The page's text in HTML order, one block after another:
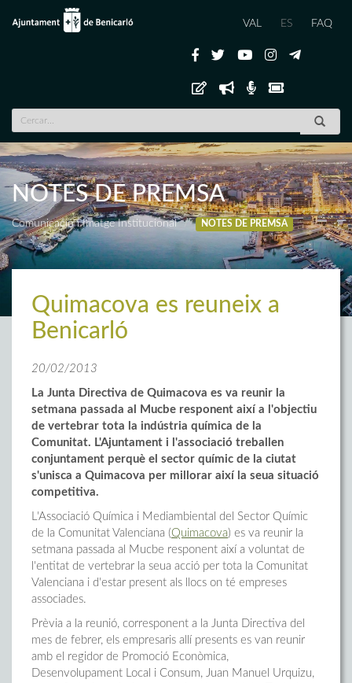
VAL ES FAQ
NOTES DE PREMSA
Comunicació i Imatge Institucional NOTES DE PREMSA
Quimacova es reuneix a
Benicarló
20/02/2013
La Junta Directiva de Quimacova es va reunir la
setmana passada al Mucbe responent així a l'objectiu
de vertebrar tota la indústria química de la
Comunitat. L'Ajuntament i l'associació treballen
conjuntament perquè el sector químic de la ciutat
s'unisca a Quimacova per millorar així la seua situació
competitiva.
L'Associació Química i Mediambiental del Sector Químic
de la Comunitat Valenciana (Quimacova) es va reunir la
setmana passada al Mucbe responent així a voluntat de
l'entitat de vertebrar la seua acció per tota la Comunitat
Valenciana i d'estar present als llocs on té empreses
associades.
Prèvia a la reunió, corresponent a la Junta Directiva del
mes de febrer, els empresaris allí presents es van reunir
amb el regidor de Promoció Econòmica,
Desenvolupament Local i Consum, Juan Manuel Urquizu,